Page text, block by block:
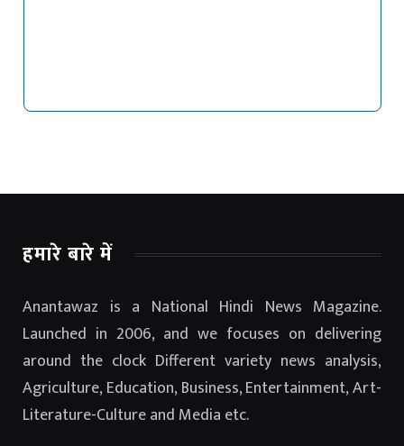
हमारे बारे में
Anantawaz is a National Hindi News Magazine.
Launched in 2006, and we focuses on delivering
around the clock Different variety news analysis,
Agriculture, Education, Business, Entertainment, Art-
Literature-Culture and Media etc.